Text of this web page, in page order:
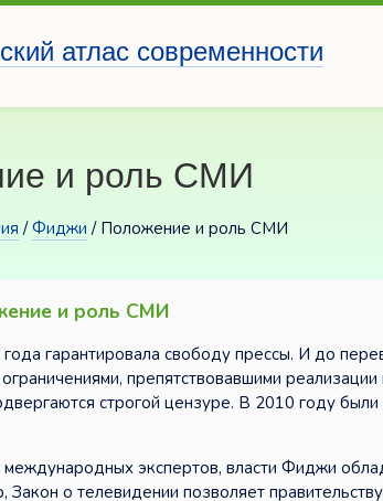
атлас современности
и роль СМИ
/Фиджи / Положение и роль СМИ
и роль СМИ
гарантировала свободу прессы. И до
препятствовавшими
строгой цензуре. В 2010 году
экспертов, власти Фиджи
о телевидении позволяет